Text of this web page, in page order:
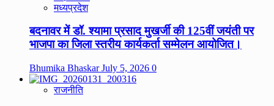
मध्यप्रदेश
बदनावर में डॉ. श्यामा प्रसाद मुखर्जी की 125वीं जयंती पर
भाजपा का जिला स्तरीय कार्यकर्ता सम्मेलन आयोजित।
Bhumika BhaskarJuly 5, 2026 0
राजनीति